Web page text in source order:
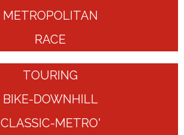
METROPOLITAN
RACE
TOURING
BIKE-DOWNHILL
CLASSIC-METRO'